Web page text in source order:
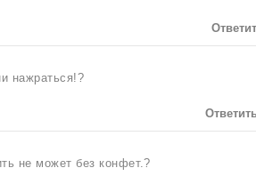
нажраться!?
не может без конфет.?